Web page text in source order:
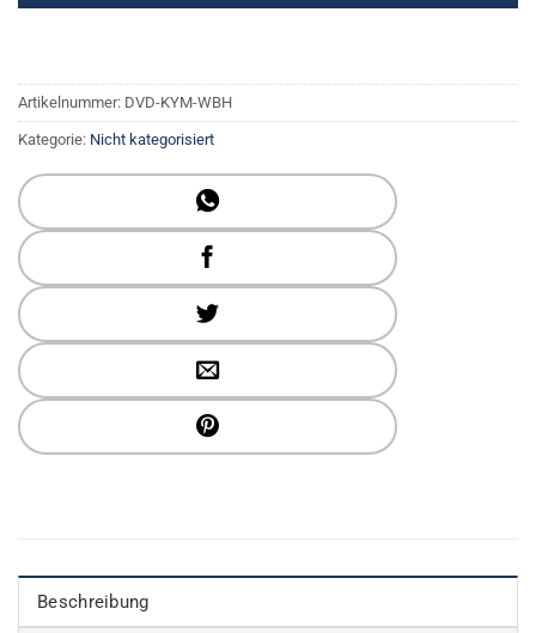
Artikelnummer: DVD-KYM-WBH
Kategorie: Nicht kategorisiert
Beschreibung